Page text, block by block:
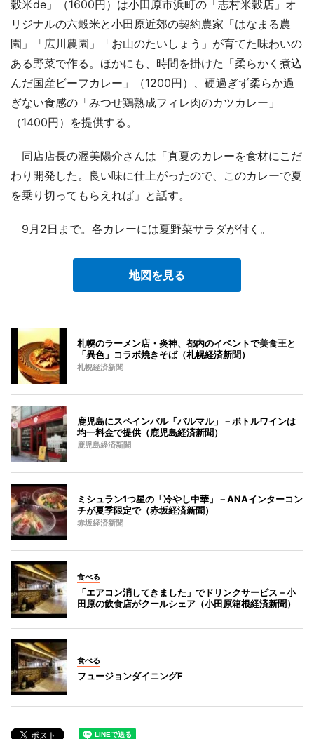
穀米de」（1600円）は小田原市浜町の「志村米穀店」オ
リジナルの六穀米と小田原近郊の契約農家「はなまる農
園」「広川農園」「お山のたいしょう」が育てた味わいの
ある野菜で作る。ほかにも、時間を掛けた「柔らかく煮込
んだ国産ビーフカレー」（1200円）、硬過ぎず柔らか過
ぎない食感の「みつせ鶏熟成フィレ肉のカツカレー」
（1400円）を提供する。
同店店長の渥美陽介さんは「真夏のカレーを食材にこだ
わり開発した。良い味に仕上がったので、このカレーで夏
を乗り切ってもらえれば」と話す。
9月2日まで。各カレーには夏野菜サラダが付く。
地図を見る
札幌のラーメン店・炎神、都内のイベントで美食王と
「異色」コラボ焼きそば（札幌経済新聞）
札幌経済新聞
鹿児島にスペインバル「バルマル」－ボトルワインは
均一料金で提供（鹿児島経済新聞）
鹿児島経済新聞
ミシュラン1つ星の「冷やし中華」－ANAインターコン
チが夏季限定で（赤坂経済新聞）
赤坂経済新聞
食べる
「エアコン消してきました」でドリンクサービス－小
田原の飲食店がクールシェア（小田原箱根経済新聞）
食べる
フュージョンダイニングF